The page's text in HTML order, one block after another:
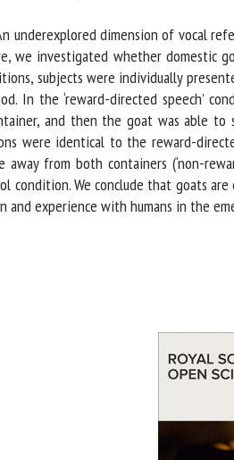
underexplored dimension of vocal
we investigated whether domestic
subjects were individually
In the ‘reward-directed speech’
and then the goat was able to
were identical to the reward-
from both containers (‘non-
condition. We conclude that goats
experience with humans in the